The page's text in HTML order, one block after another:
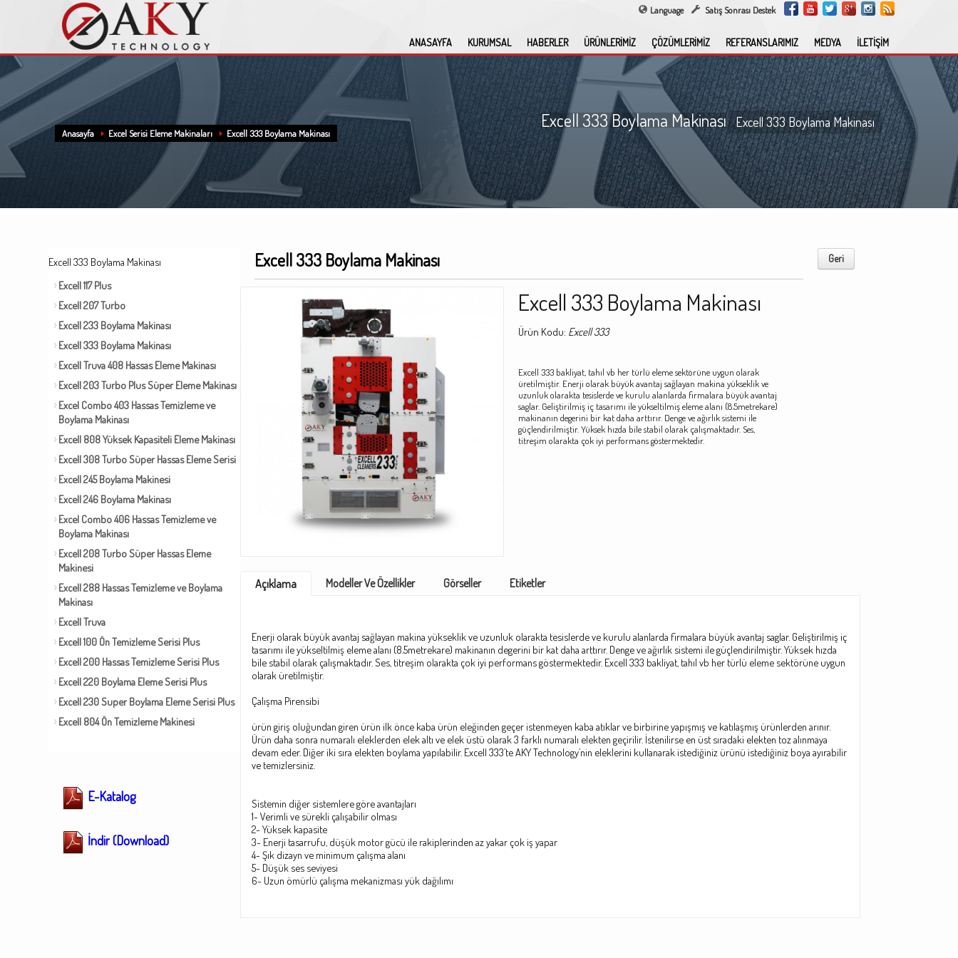
Language Satış Sonrası Destek
ANASAYFA KURUMSAL HABERLER ÜRÜNLERİMİZ ÇÖZÜMLERİMİZ REFERANSLARIMIZ MEDYA İLETİŞİM
Anasayfa Excel Serisi Eleme Makinaları Excell 333 Boylama Makinası
Excell 333 Boylama Makinası Excell 333 Boylama Makinası
Excell 333 Boylama Makinası
Excell 117 Plus
Excell 207 Turbo
Excell 233 Boylama Makinası
Excell 333 Boylama Makinası
Excell Truva 408 Hassas Eleme Makinası
Excell 203 Turbo Plus Süper Eleme Makinası
Excel Combo 403 Hassas Temizleme ve
Boylama Makinası
Excell 808 Yüksek Kapasiteli Eleme Makinası
Excell 308 Turbo Süper Hassas Eleme Serisi
Excell 245 Boylama Makinesi
Excell 246 Boylama Makinası
Excel Combo 406 Hassas Temizleme ve
Boylama Makinası
Excell 208 Turbo Süper Hassas Eleme
Makinesi
Excell 288 Hassas Temizleme ve Boylama
Makinası
Excell Truva
Excell 100 Ön Temizleme Serisi Plus
Excell 200 Hassas Temizleme Serisi Plus
Excell 220 Boylama Eleme Serisi Plus
Excell 230 Super Boylama Eleme Serisi Plus
Excell 804 Ön Temizleme Makinesi
E-Katalog
İndir (Download)
Excell 333 Boylama Makinası Geri
Excell 333 Boylama Makinası
Ürün Kodu: Excell 333
Excell 333 bakliyat, tahıl vb her türlü eleme sektörüne uygun olarak
üretilmiştir. Enerji olarak büyük avantaj sağlayan makina yükseklik ve
uzunluk olarakta tesislerde ve kurulu alanlarda firmalara büyük avantaj
saglar. Geliştirilmiş iç tasarımı ile yükseltilmiş eleme alanı (8.5metrekare)
makinanın degerini bir kat daha arttırır. Denge ve ağırlık sistemi ile
güçlendirilmiştir. Yüksek hızda bile stabil olarak çalışmaktadır. Ses,
titreşim olarakta çok iyi performans göstermektedir.
Açıklama Modeller Ve Özellikler Görseller Etiketler
Enerji olarak büyük avantaj sağlayan makina yükseklik ve uzunluk olarakta tesislerde ve kurulu alanlarda firmalara büyük avantaj saglar. Geliştirilmiş iç
tasarımı ile yükseltilmiş eleme alanı (8.5metrekare) makinanın degerini bir kat daha arttırır. Denge ve ağırlık sistemi ile güçlendirilmiştir. Yüksek hızda
bile stabil olarak çalışmaktadır. Ses, titreşim olarakta çok iyi performans göstermektedir. Excell 333 bakliyat, tahıl vb her türlü eleme sektörüne uygun
olarak üretilmiştir.
Çalışma Pirensibi
ürün giriş oluğundan giren ürün ilk önce kaba ürün eleğinden geçer istenmeyen kaba atıklar ve birbirine yapışmış ve katılaşmış ürünlerden arınır.
Ürün daha sonra numaralı eleklerden elek altı ve elek üstü olarak 3 farklı numaralı elekten geçirilir. İstenilirse en üst sıradaki elekten toz alınmaya
devam eder. Diğer iki sıra elekten boylama yapılabilir. Excell 333’te AKY Technology’nin eleklerini kullanarak istediğiniz ürünü istediğiniz boya ayırabilir
ve temizlersiniz.
Sistemin diğer sistemlere göre avantajları
1- Verimli ve sürekli çalışabilir olması
2- Yüksek kapasite
3- Enerji tasarrufu, düşük motor gücü ile rakiplerinden az yakar çok iş yapar
4- Şık dizayn ve minimum çalışma alanı
5- Düşük ses seviyesi
6- Uzun ömürlü çalışma mekanizması yük dağılımı